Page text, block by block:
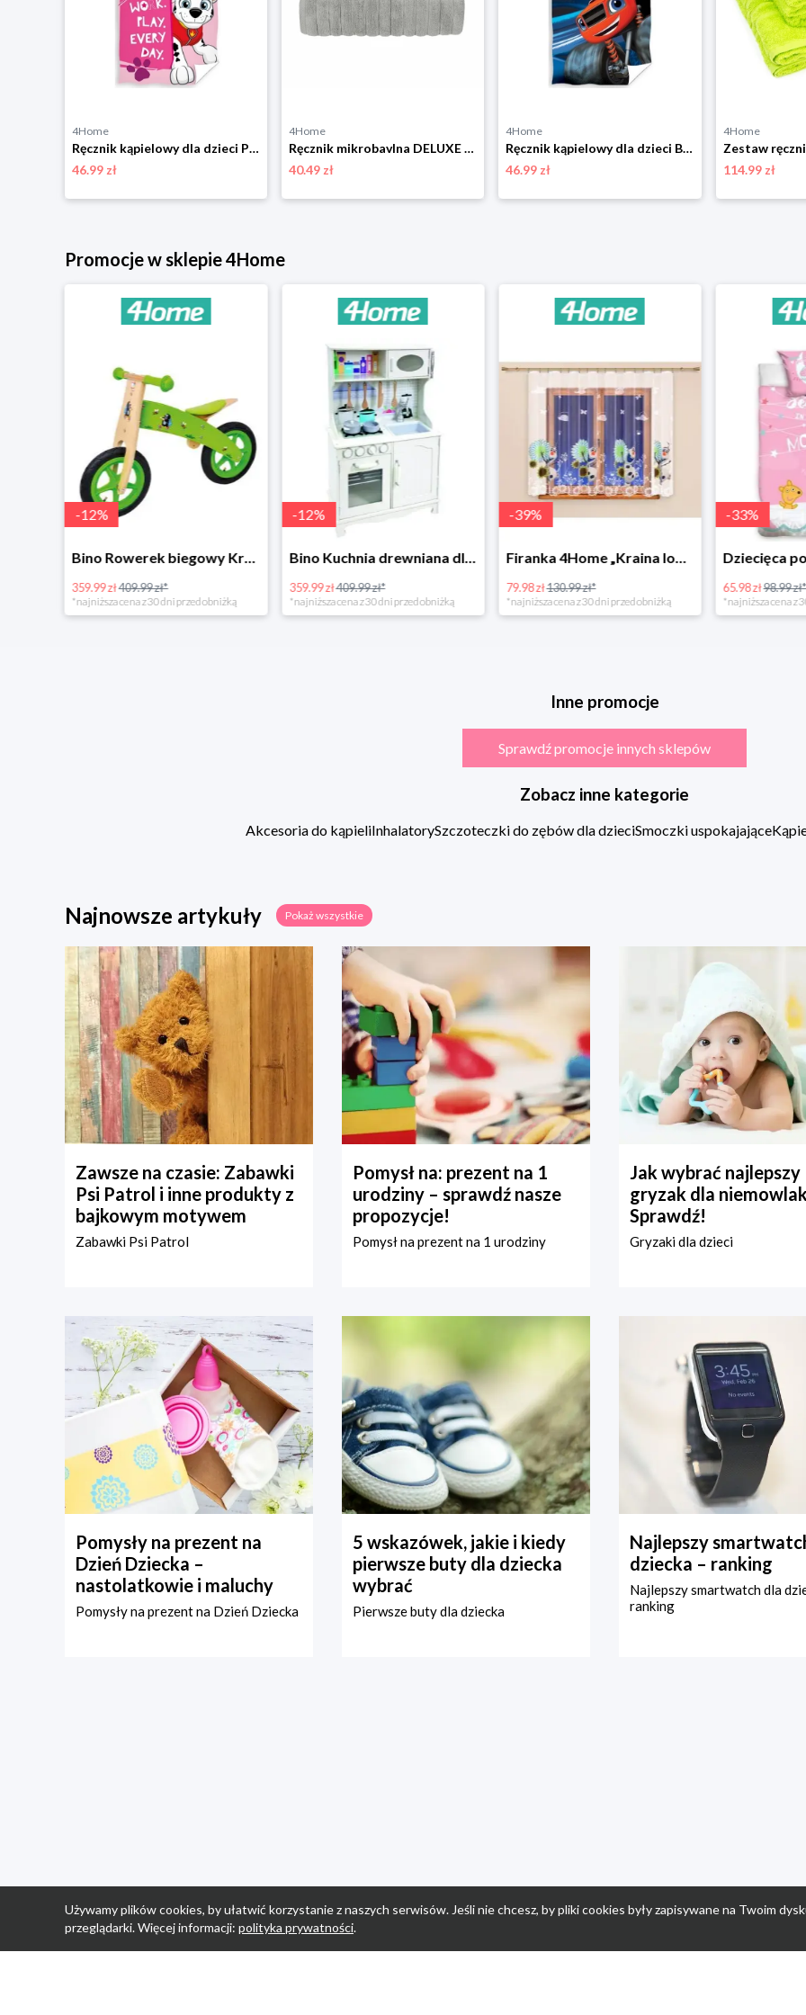
4Home
Ręcznik kąpielowy dla dzieci Psi patrol Najpierw praca, potem zabawa, 70 x 140 cm 4-Home
46.99 zł
4Home
Ręcznik mikrobavlna DELUXE szary, 50 x 95 cm, 50 x 95 cm 4-Home
40.49 zł
4Home
Ręcznik kąpielowy dla dzieci Blaze i Mega Maszyny, 70 x 140 cm 4-Home
46.99 zł
4Home
114.99 zł
Promocje w sklepie 4Home
-12%
Bino Rowerek biegowy Krecik
359.99 zł409.99 zł*
*najniższa cena z 30 dni przed obniżką
-12%
359.99 zł409.99 zł*
*najniższa cena z 30 dni przed obniżką
-39%
79.98 zł130.99 zł*
*najniższa cena z 30 dni przed obniżką
-33%
65.98 zł98.99 zł*
*najniższa cena z
Inne promocje
Sprawdź promocje innych sklepów
Zobacz inne kategorie
Akcesoria do kąpieliInhalatorySzczoteczki do zębów dla dzieciSmoczki uspokajające
Najnowsze artykuły Pokaż wszystkie
Zawsze na czasie: Zabawki
Psi Patrol i inne produkty z
bajkowym motywem
Zabawki Psi Patrol
Pomysł na: prezent na 1
urodziny – sprawdź nasze
propozycje!
Pomysł na prezent na 1 urodziny
Jak wybrać najlepszy
gryzak dla
Sprawdź!
Gryzaki dla dzieci
Pomysły na prezent na
Dzień Dziecka –
nastolatkowie i maluchy
Pomysły na prezent na Dzień Dziecka
5 wskazówek, jakie i kiedy
pierwsze buty dla dziecka
wybrać
Pierwsze buty dla dziecka
Najlepszy
dziecka – ranking
Najlepszy smartwatch dla
ranking
Używamy plików cookies, by ułatwić korzystanie z naszych serwisów. Jeśli nie chcesz, by pliki cookies były zapisywane na Twoim
przeglądarki. Więcej informacji: polityka prywatności.